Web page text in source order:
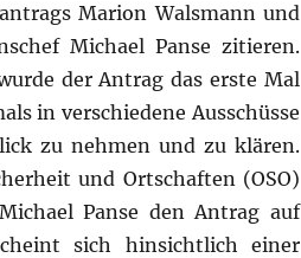
Marion Walsmann und
Michael Panse zitieren.
der Antrag das erste Mal
in verschiedene Ausschüsse
zu nehmen und zu klären.
und Ortschaften (OSO)
Panse den Antrag auf
sich hinsichtlich einer